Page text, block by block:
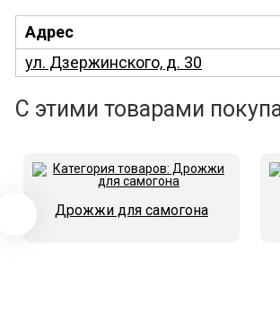
Адрес
ул. Дзержинского, д. 30
С этими товарами
Дрожжи для самогона